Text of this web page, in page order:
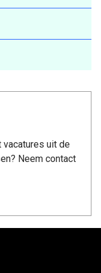
vacatures uit de
Neem contact